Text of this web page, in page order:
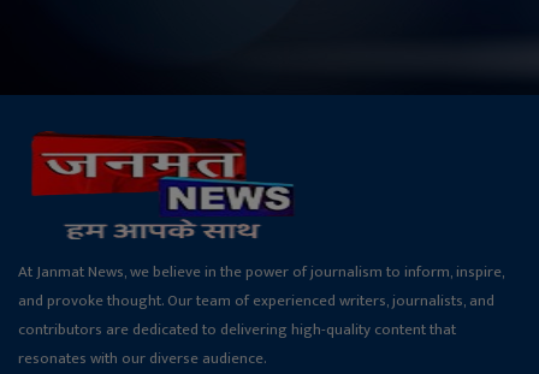
At Janmat News, we believe in the power of journalism to inform, inspire,
and provoke thought. Our team of experienced writers, journalists, and
contributors are dedicated to delivering high-quality content that
resonates with our diverse audience.